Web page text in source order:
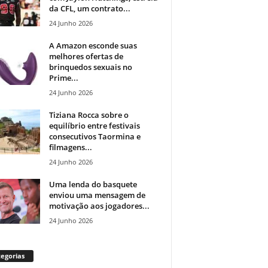
da CFL, um contrato...
24 Junho 2026
A Amazon esconde suas
melhores ofertas de
brinquedos sexuais no
Prime...
24 Junho 2026
Tiziana Rocca sobre o
equilíbrio entre festivais
consecutivos Taormina e
filmagens...
24 Junho 2026
Uma lenda do basquete
enviou uma mensagem de
motivação aos jogadores...
24 Junho 2026